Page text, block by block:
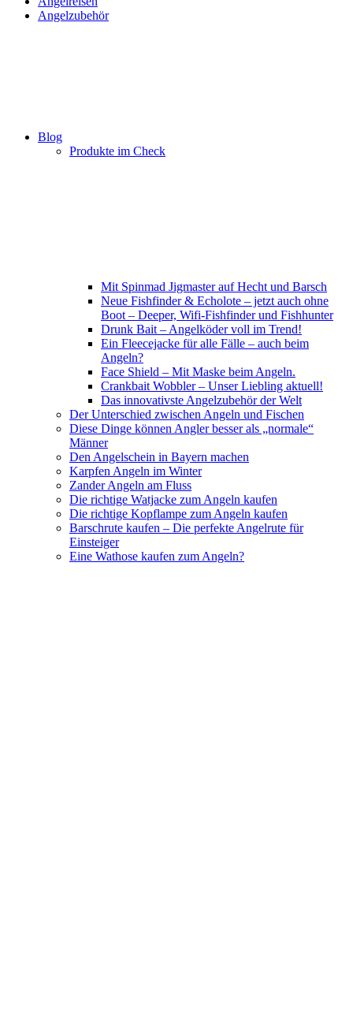
Angelzubehör
Blog
Produkte im Check
Mit Spinmad Jigmaster auf Hecht und Barsch
Neue Fishfinder & Echolote – jetzt auch ohne
Boot – Deeper, Wifi-Fishfinder und Fishhunter
Drunk Bait – Angelköder voll im Trend!
Ein Fleecejacke für alle Fälle – auch beim
Angeln?
Face Shield – Mit Maske beim Angeln.
Crankbait Wobbler – Unser Liebling aktuell!
Das innovativste Angelzubehör der Welt
Der Unterschied zwischen Angeln und Fischen
Diese Dinge können Angler besser als „normale“
Männer
Den Angelschein in Bayern machen
Karpfen Angeln im Winter
Zander Angeln am Fluss
Die richtige Watjacke zum Angeln kaufen
Die richtige Kopflampe zum Angeln kaufen
Barschrute kaufen – Die perfekte Angelrute für
Einsteiger
Eine Wathose kaufen zum Angeln?